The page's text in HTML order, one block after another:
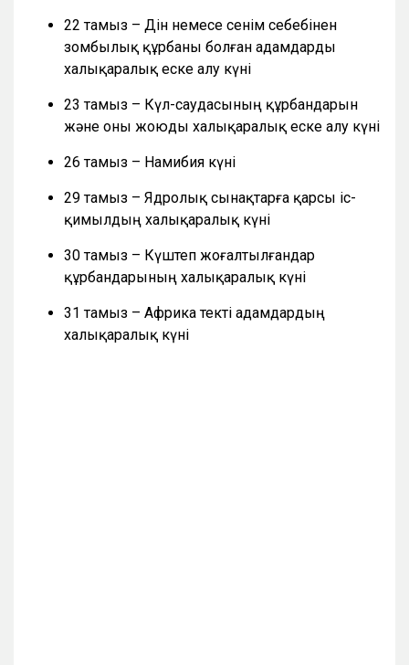
22 тамыз – Дін немесе сенім себебінен
зомбылық құрбаны болған адамдарды
халықаралық еске алу күні
23 тамыз – Күл-саудасының құрбандарын
және оны жоюды халықаралық еске алу күні
26 тамыз – Намибия күні
29 тамыз – Ядролық сынақтарға қарсы іс-
қимылдың халықаралық күні
30 тамыз – Күштеп жоғалтылғандар
құрбандарының халықаралық күні
31 тамыз – Африка текті адамдардың
халықаралық күні